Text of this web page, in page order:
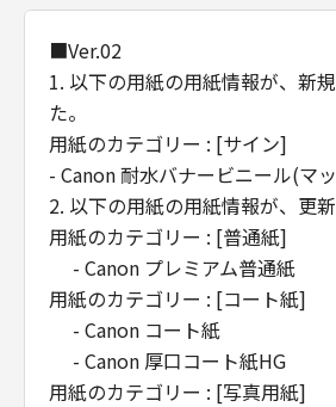
え、キヤノン、キヤノンの関連
販売代理店及び販売店がかかる
ついて知らされていた場合で
(3) キヤノン、キヤノンの関連
売代理店及び販売店は、「本ソ
使用に起因または関連してお客
間に生じたいかなる紛争につい
を負わないものとします。
(4) 以上が、「本ソフトウエア
ン、キヤノンの関連会社、それ
及び販売店のすべての責任であ
一の救済です。
輸出
お客様は、日本国政府または関
■Ver.02
1. 以下の用紙の用紙情報が、新
た。
用紙のカテゴリー : [サイン]
- Canon 耐水バナービニール(マ
2. 以下の用紙の用紙情報が、更新
用紙のカテゴリー : [普通紙]
- Canon プレミアム普通紙
用紙のカテゴリー : [コート紙]
- Canon コート紙
- Canon 厚口コート紙HG
用紙のカテゴリー : [写真用紙]